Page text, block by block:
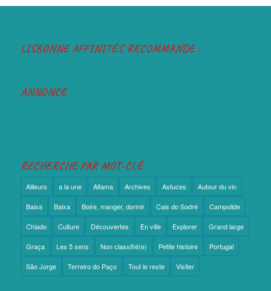
LISBONNE AFFINITÉS RECOMMANDE :
ANNONCE
RECHERCHE PAR MOT-CLÉ
Ailleurs a la une Alfama Archives Astuces Autour du vin
Baixa Baixa Boire, manger, dormir Cais do Sodré Campolide
Chiado Culture Découvertes En ville Explorer Grand large
Graça Les 5 sens Non classifié(e) Petite histoire Portugal
São Jorge Terreiro do Paço Tout le reste Visiter